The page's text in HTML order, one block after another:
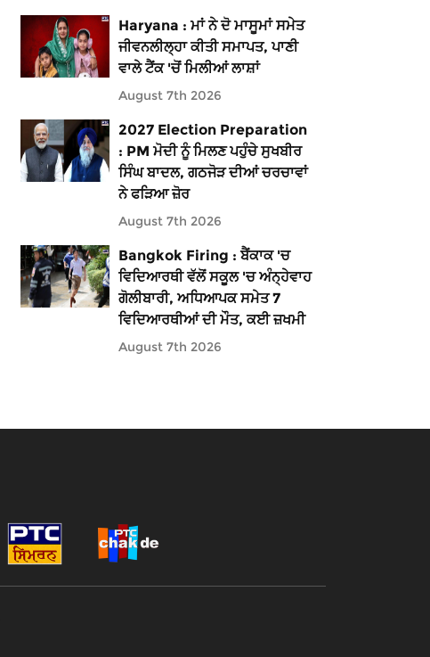
Haryana : ਮਾਂ ਨੇ ਦੋ ਮਾਸੂਮਾਂ ਸਮੇਤ
ਜੀਵਨਲੀਲ੍ਹਾ ਕੀਤੀ ਸਮਾਪਤ, ਪਾਣੀ
ਵਾਲੇ ਟੈਂਕ 'ਚੋਂ ਮਿਲੀਆਂ ਲਾਸ਼ਾਂ
August 7th 2026
2027 Election Preparation
: PM ਮੋਦੀ ਨੂੰ ਮਿਲਣ ਪਹੁੰਚੇ ਸੁਖਬੀਰ
ਸਿੰਘ ਬਾਦਲ, ਗਠਜੋੜ ਦੀਆਂ ਚਰਚਾਵਾਂ
ਨੇ ਫੜਿਆ ਜ਼ੋਰ
August 7th 2026
Bangkok Firing : ਬੈਂਕਾਕ 'ਚ
ਵਿਦਿਆਰਥੀ ਵੱਲੋਂ ਸਕੂਲ 'ਚ ਅੰਨ੍ਹੇਵਾਹ
ਗੋਲੀਬਾਰੀ, ਅਧਿਆਪਕ ਸਮੇਤ 7
ਵਿਦਿਆਰਥੀਆਂ ਦੀ ਮੌਤ, ਕਈ ਜ਼ਖਮੀ
August 7th 2026